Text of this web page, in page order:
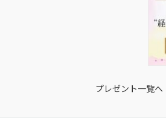
プレゼント一覧へ